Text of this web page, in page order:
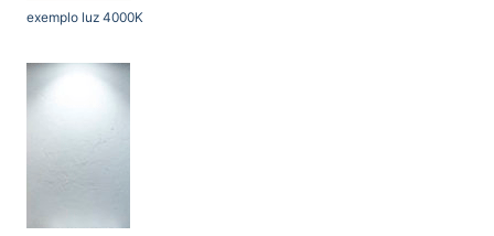
exemplo luz 4000K